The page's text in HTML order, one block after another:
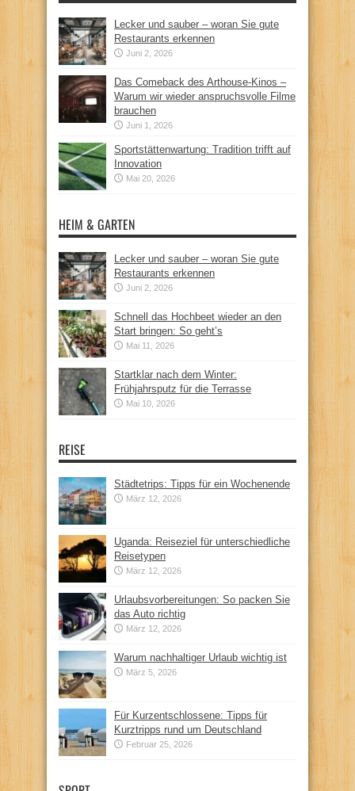
Lecker und sauber – woran Sie gute
Restaurants erkennen
Juni 2, 2026
Das Comeback des Arthouse-Kinos –
Warum wir wieder anspruchsvolle Filme
brauchen
Juni 1, 2026
Sportstättenwartung: Tradition trifft auf
Innovation
Mai 20, 2026
HEIM & GARTEN
Lecker und sauber – woran Sie gute
Restaurants erkennen
Juni 2, 2026
Schnell das Hochbeet wieder an den
Start bringen: So geht’s
Mai 11, 2026
Startklar nach dem Winter:
Frühjahrsputz für die Terrasse
Mai 10, 2026
REISE
Städtetrips: Tipps für ein Wochenende
März 12, 2026
Uganda: Reiseziel für unterschiedliche
Reisetypen
März 12, 2026
Urlaubsvorbereitungen: So packen Sie
das Auto richtig
März 12, 2026
Warum nachhaltiger Urlaub wichtig ist
März 5, 2026
Für Kurzentschlossene: Tipps für
Kurztripps rund um Deutschland
Februar 25, 2026